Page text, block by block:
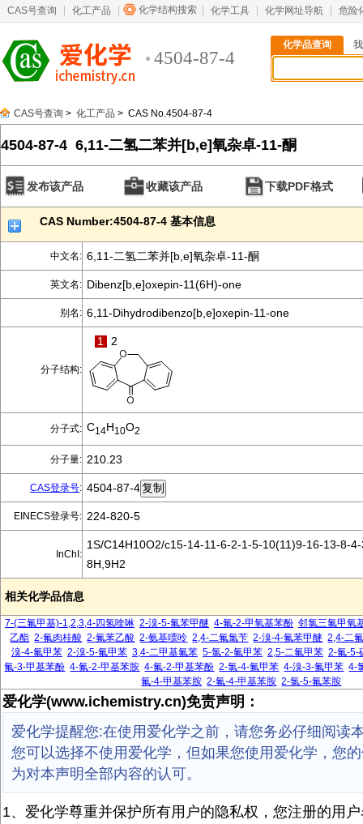
CAS号查询 化工产品 化学结构搜索 化学工具 化学网址导航 危险
4504-87-4
化学品查询
CAS号查询 > 化工产品 > CAS No.4504-87-4
4504-87-4 6,11-二氢二苯并[b,e]氧杂卓-11-酮
发布该产品 收藏该产品 下载PDF格式
CAS Number:4504-87-4 基本信息
中文名: 6,11-二氢二苯并[b,e]氧杂卓-11-酮
英文名: Dibenz[b,e]oxepin-11(6H)-one
别名: 6,11-Dihydrodibenzo[b,e]oxepin-11-one
分子结构:
1 2
分子式: C14H10O2
分子量: 210.23
CAS登录号: 4504-87-4
EINECS登录号: 224-820-5
InChI:
1S/C14H10O2/c15-14-11-6-2-1-5-10(11)9-16-13-8-
8H,9H2
相关化学品信息
7-(三氟甲基)-1,2,3,4-四氢喹啉 2-溴-5-氟苯甲醚 4-氟-2-甲氧基苯酚 邻氯三氟甲氧
乙酯 2-氟肉桂酸 2-氟苯乙酸 2-氨基嘌呤 2,4-二氟氯苄 2-溴-4-氟苯甲醚 2,4-二
溴-4-氟甲苯 2-溴-5-氟甲苯 3,4-二甲基氟苯 5-氯-2-氟甲苯 2,5-二氟甲苯 2-氟-5-
氟-3-甲基苯酚 4-氟-2-甲基苯胺 4-氟-2-甲基苯酚 2-氯-4-氟甲苯 4-溴-3-氟甲苯 4-
氟-4-甲基苯胺 2-氟-4-甲基苯胺 2-氯-5-氟苯胺
爱化学(www.ichemistry.cn)免责声明：
爱化学提醒您:在使用爱化学之前，请您务必仔细阅读
您可以选择不使用爱化学，但如果您使用爱化学，您
为对本声明全部内容的认可。
1、爱化学尊重并保护所有用户的隐私权，您注册的用